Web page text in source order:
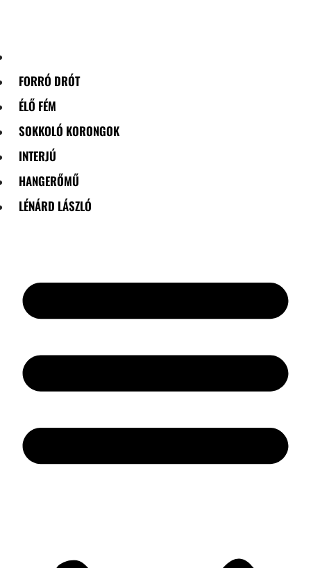
FORRÓ DRÓT
ÉLŐ FÉM
SOKKOLÓ KORONGOK
INTERJÚ
HANGERŐMŰ
LÉNÁRD LÁSZLÓ